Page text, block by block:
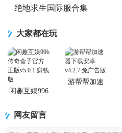
绝地求生国际服合集
大家都在玩
闲趣互娱996
游帮帮加速
网友留言